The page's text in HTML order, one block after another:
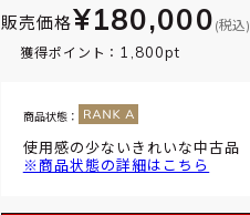
販売価格¥180,000 (税込)
獲得ポイント： 1,800pt
商品状態：
使用感の少ないきれいな中古品
※商品状態の詳細はこちら